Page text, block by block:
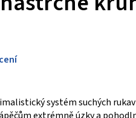
systém suchých